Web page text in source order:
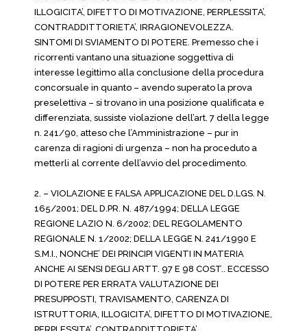
ILLOGICITA’, DIFETTO DI MOTIVAZIONE, PERPLESSITA’,
CONTRADDITTORIETA’, IRRAGIONEVOLEZZA.
SINTOMI DI SVIAMENTO DI POTERE. Premesso che i
ricorrenti vantano una situazione soggettiva di
interesse legittimo alla conclusione della procedura
concorsuale in quanto – avendo superato la prova
preselettiva – si trovano in una posizione qualificata e
differenziata, sussiste violazione dell’art. 7 della legge
n. 241/90, atteso che l’Amministrazione – pur in
carenza di ragioni di urgenza – non ha proceduto a
metterli al corrente dell’avvio del procedimento.
2. – VIOLAZIONE E FALSA APPLICAZIONE DEL D.LGS. N.
165/2001; DEL D.PR. N. 487/1994; DELLA LEGGE
REGIONE LAZIO N. 6/2002; DEL REGOLAMENTO
REGIONALE N. 1/2002; DELLA LEGGE N. 241/1990 E
S.M.I., NONCHE’ DEI PRINCIPI VIGENTI IN MATERIA
ANCHE AI SENSI DEGLI ARTT. 97 E 98 COST.. ECCESSO
DI POTERE PER ERRATA VALUTAZIONE DEI
PRESUPPOSTI, TRAVISAMENTO, CARENZA DI
ISTRUTTORIA, ILLOGICITA’, DIFETTO DI MOTIVAZIONE,